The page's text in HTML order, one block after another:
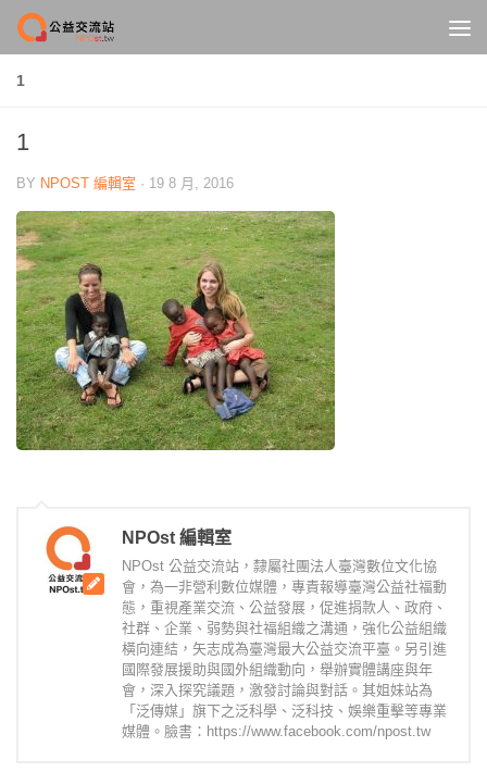
Skip to content
1
1
BY NPOST 編輯室 · 19 8 月, 2016
NPOst 編輯室
NPOst 公益交流站，隸屬社團法人臺灣數位文化協
會，為一非營利數位媒體，專責報導臺灣公益社福動
態，重視產業交流、公益發展，促進捐款人、政府、
社群、企業、弱勢與社福組織之溝通，強化公益組織
橫向連結，矢志成為臺灣最大公益交流平臺。另引進
國際發展援助與國外組織動向，舉辦實體講座與年
會，深入探究議題，激發討論與對話。其姐妹站為
「泛傳媒」旗下之泛科學、泛科技、娛樂重擊等專業
媒體。臉書：https://www.facebook.com/npost.tw